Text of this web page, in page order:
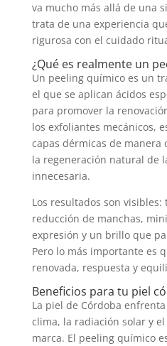
va mucho más allá de una
trata de una experiencia
rigurosa con el cuidado
¿Qué es realmente un
Un peeling químico es un
el que se aplican ácidos
para promover la
los exfoliantes mecánicos,
capas dérmicas de
la regeneración natural de
innecesaria.
Los resultados son
reducción de manchas,
expresión y un brillo que
Pero lo más importante es
renovada, respuesta y
Beneficios para tu piel
La piel de Córdoba
clima, la radiación solar y
marca. El peeling químico